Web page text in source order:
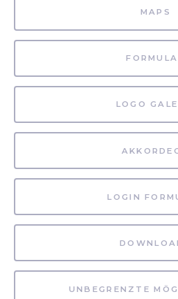
MAPS
LOGO
LOGIN
UNBEGRENZTE